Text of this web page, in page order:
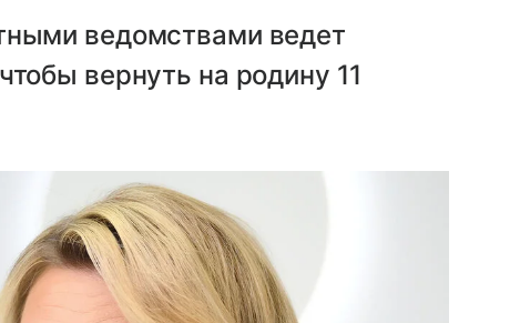
ведомствами ведет
вернуть на родину 11